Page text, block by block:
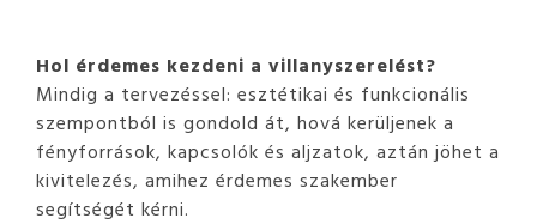
Hol érdemes kezdeni a villanyszerelést?
Mindig a tervezéssel: esztétikai és funkcionális
szempontból is gondold át, hová kerüljenek a
fényforrások, kapcsolók és aljzatok, aztán jöhet a
kivitelezés, amihez érdemes szakember
segítségét kérni.